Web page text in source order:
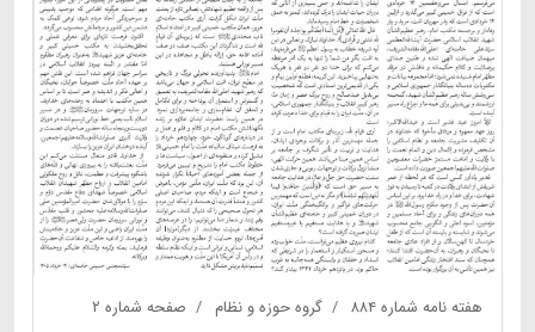
هفته نامه شماره ۸۸۴ گروه حوزه و نظام صفحه شماره ۲